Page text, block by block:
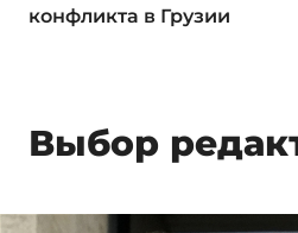
конфликта в Грузии
Выбор